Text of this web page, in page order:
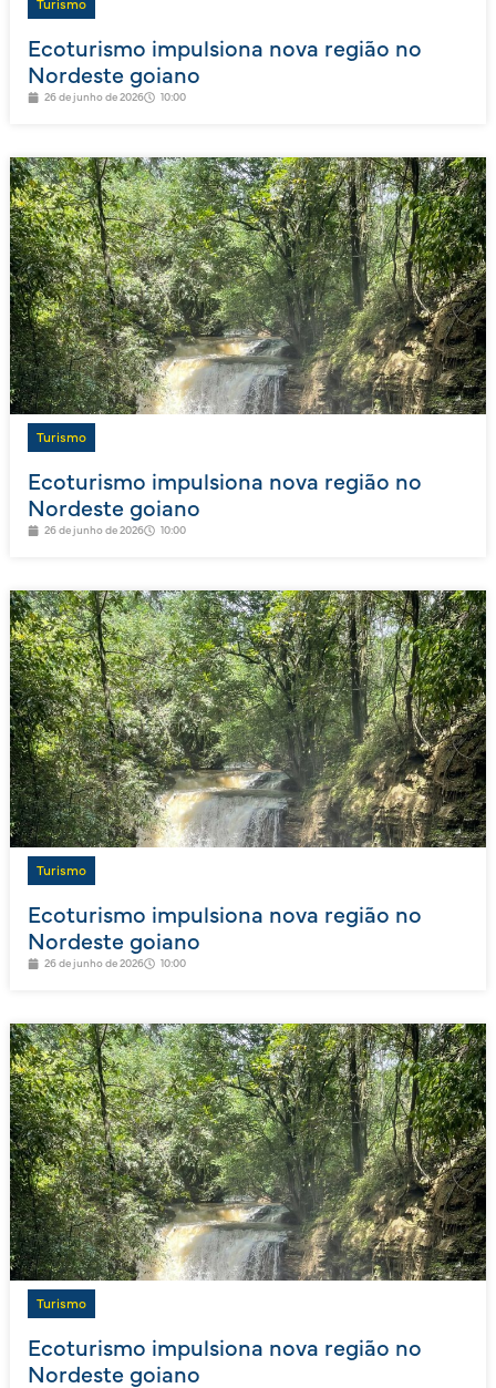
Turismo
Ecoturismo impulsiona nova região no
Nordeste goiano
26 de junho de 2026 10:00
Turismo
Ecoturismo impulsiona nova região no
Nordeste goiano
26 de junho de 2026 10:00
Turismo
Ecoturismo impulsiona nova região no
Nordeste goiano
26 de junho de 2026 10:00
Turismo
Ecoturismo impulsiona nova região no
Nordeste goiano